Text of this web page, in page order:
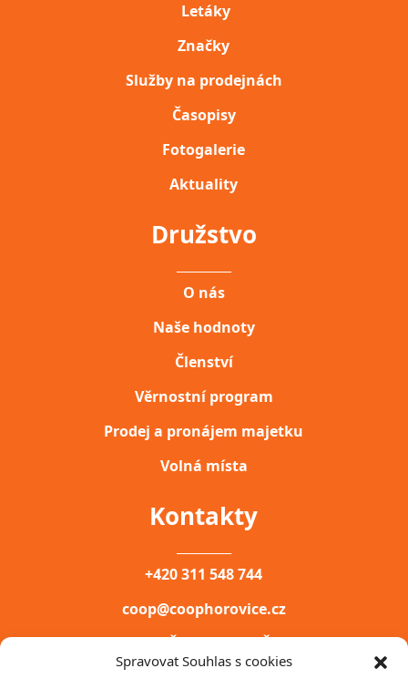
Spravovat Souhlas s cookies
Letáky
Značky
Služby na prodejnách
Časopisy
Fotogalerie
Aktuality
Družstvo
O nás
Naše hodnoty
Členství
Věrnostní program
Prodej a pronájem majetku
Volná místa
Kontakty
+420 311 548 744
coop@coophorovice.cz
COOP HOŘOVICE, DRUŽSTVO